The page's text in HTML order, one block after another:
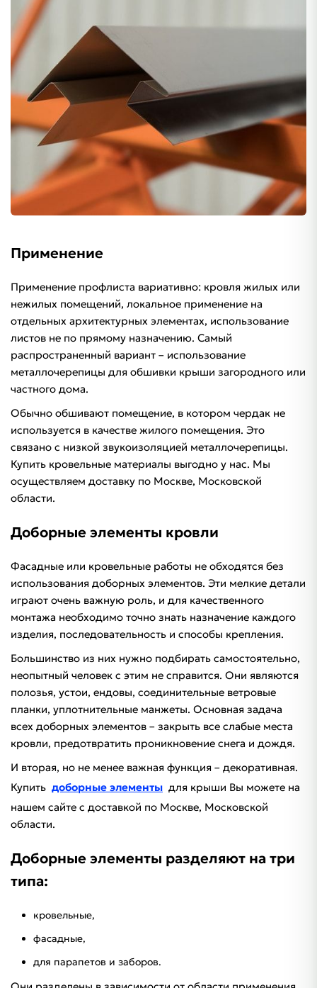
Применение
Применение профлиста вариативно: кровля жилых или
нежилых помещений, локальное применение на
отдельных архитектурных элементах, использование
листов не по прямому назначению. Самый
распространенный вариант – использование
металлочерепицы для обшивки крыши загородного или
частного дома.
Обычно обшивают помещение, в котором чердак не
используется в качестве жилого помещения. Это
связано с низкой звукоизоляцией металлочерепицы.
Купить кровельные материалы выгодно у нас. Мы
осуществляем доставку по Москве, Московской
области.
Доборные элементы кровли
Фасадные или кровельные работы не обходятся без
использования доборных элементов. Эти мелкие детали
играют очень важную роль, и для качественного
монтажа необходимо точно знать назначение каждого
изделия, последовательность и способы крепления.
Большинство из них нужно подбирать самостоятельно,
неопытный человек с этим не справится. Они являются
полозья, устои, ендовы, соединительные ветровые
планки, уплотнительные манжеты. Основная задача
всех доборных элементов – закрыть все слабые места
кровли, предотвратить проникновение снега и дождя.
И вторая, но не менее важная функция – декоративная.
Купить доборные элементы для крыши Вы можете на
нашем сайте с доставкой по Москве, Московской
области.
Доборные элементы разделяют на три
типа:
кровельные,
фасадные,
для парапетов и заборов.